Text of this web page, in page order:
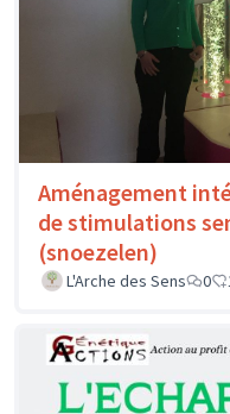
Aménagement
de stimulations
(snoezelen)
L'Arche des Sens 0